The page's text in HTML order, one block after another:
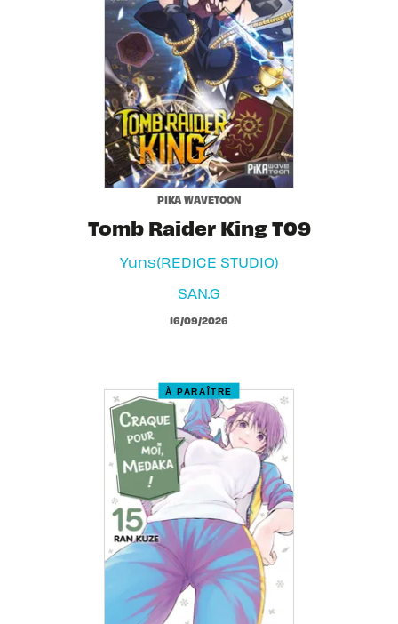
PIKA WAVETOON
Tomb Raider King T09
Yuns(REDICE STUDIO)
SAN.G
16/09/2026
À PARAÎTRE